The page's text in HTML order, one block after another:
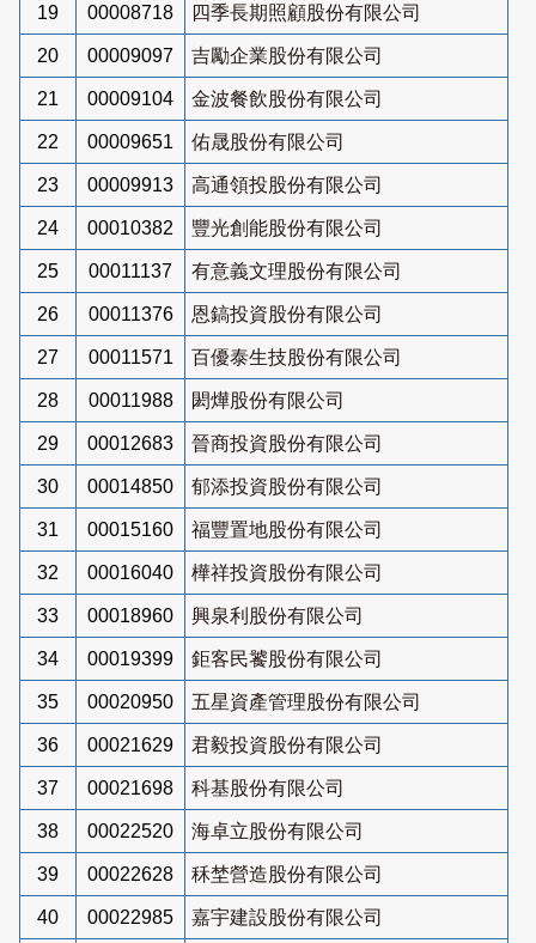
19 00008718 四季長期照顧股份有限公司
20 00009097 吉勵企業股份有限公司
21 00009104 金波餐飲股份有限公司
22 00009651 佑晟股份有限公司
23 00009913 高通領投股份有限公司
24 00010382 豐光創能股份有限公司
25 00011137 有意義文理股份有限公司
26 00011376 恩鎬投資股份有限公司
27 00011571 百優泰生技股份有限公司
28 00011988 閎燁股份有限公司
29 00012683 晉商投資股份有限公司
30 00014850 郁添投資股份有限公司
31 00015160 福豐置地股份有限公司
32 00016040 樺祥投資股份有限公司
33 00018960 興泉利股份有限公司
34 00019399 鉅客民饕股份有限公司
35 00020950 五星資產管理股份有限公司
36 00021629 君毅投資股份有限公司
37 00021698 科基股份有限公司
38 00022520 海卓立股份有限公司
39 00022628 秝埜營造股份有限公司
40 00022985 嘉宇建設股份有限公司